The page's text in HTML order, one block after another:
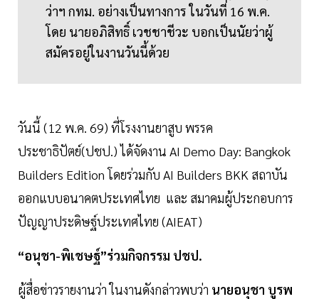
ว่าฯ กทม. อย่างเป็นทางการ ในวันที่ 16 พ.ค.
โดย นายอภิสิทธิ์ เวชชาชีวะ บอกเป็นนัยว่าผู้
สมัครอยู่ในงานวันนี้ด้วย
วันนี้ (12 พ.ค. 69) ที่โรงงานยาสูบ พรรค
ประชาธิปัตย์(ปชป.) ได้จัดงาน AI Demo Day: Bangkok
Builders Edition โดยร่วมกับ AI Builders BKK สถาบัน
ออกแบบอนาคตประเทศไทย และ สมาคมผู้ประกอบการ
ปัญญาประดิษฐ์ประเทศไทย (AIEAT)
“อนุชา-พิเชษฐ์”ร่วมกิจกรรม ปชป.
ผู้สื่อข่าวรายงานว่า ในงานดังกล่าวพบว่า นายอนุชา บูรพ